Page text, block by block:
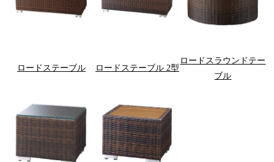
ロードステーブル ロードステーブル 2型
ロードスラウンドテー
ブル